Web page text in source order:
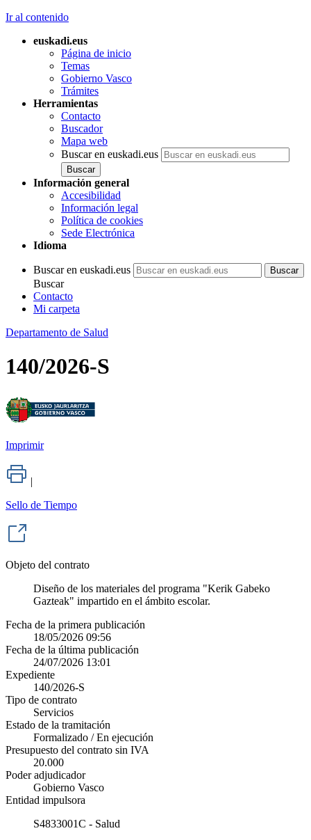
Ir al contenido
euskadi.eus
Página de inicio
Temas
Gobierno Vasco
Trámites
Herramientas
Contacto
Buscador
Mapa web
Buscar en euskadi.eus
Información general
Accesibilidad
Información legal
Política de cookies
Sede Electrónica
Idioma
Buscar en euskadi.eus
Buscar
Contacto
Mi carpeta
Departamento de Salud
140/2026-S
Imprimir
|
Sello de Tiempo
Objeto del contrato
Diseño de los materiales del programa "Kerik Gabeko
Gazteak" impartido en el ámbito escolar.
Fecha de la primera publicación
18/05/2026 09:56
Fecha de la última publicación
24/07/2026 13:01
Expediente
140/2026-S
Tipo de contrato
Servicios
Estado de la tramitación
Formalizado / En ejecución
Presupuesto del contrato sin IVA
20.000
Poder adjudicador
Gobierno Vasco
Entidad impulsora
S4833001C - Salud